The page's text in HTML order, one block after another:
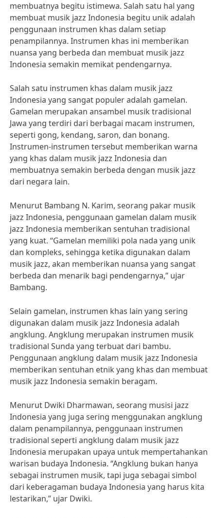
membuatnya begitu istimewa. Salah satu hal yang
membuat musik jazz Indonesia begitu unik adalah
penggunaan instrumen khas dalam setiap
penampilannya. Instrumen khas ini memberikan
nuansa yang berbeda dan membuat musik jazz
Indonesia semakin memikat pendengarnya.
Salah satu instrumen khas dalam musik jazz
Indonesia yang sangat populer adalah gamelan.
Gamelan merupakan ansambel musik tradisional
Jawa yang terdiri dari berbagai macam instrumen,
seperti gong, kendang, saron, dan bonang.
Instrumen-instrumen tersebut memberikan warna
yang khas dalam musik jazz Indonesia dan
membuatnya semakin berbeda dengan musik jazz
dari negara lain.
Menurut Bambang N. Karim, seorang pakar musik
jazz Indonesia, penggunaan gamelan dalam musik
jazz Indonesia memberikan sentuhan tradisional
yang kuat. “Gamelan memiliki pola nada yang unik
dan kompleks, sehingga ketika digunakan dalam
musik jazz, akan memberikan nuansa yang sangat
berbeda dan menarik bagi pendengarnya,” ujar
Bambang.
Selain gamelan, instrumen khas lain yang sering
digunakan dalam musik jazz Indonesia adalah
angklung. Angklung merupakan instrumen musik
tradisional Sunda yang terbuat dari bambu.
Penggunaan angklung dalam musik jazz Indonesia
memberikan sentuhan etnik yang khas dan membuat
musik jazz Indonesia semakin beragam.
Menurut Dwiki Dharmawan, seorang musisi jazz
Indonesia yang juga sering menggunakan angklung
dalam penampilannya, penggunaan instrumen
tradisional seperti angklung dalam musik jazz
Indonesia merupakan upaya untuk mempertahankan
warisan budaya Indonesia. “Angklung bukan hanya
sebagai instrumen musik, tapi juga sebagai simbol
dari keberagaman budaya Indonesia yang harus kita
lestarikan,” ujar Dwiki.